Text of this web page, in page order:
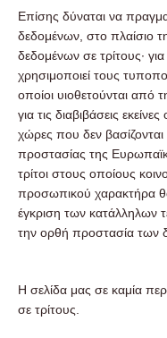
Επίσης δύναται να
δεδομένων, στο πλαίσιο
δεδομένων σε τρίτους·
χρησιμοποιεί τους
οποίοι υιοθετούνται
για τις διαβιβάσεις
χώρες που δεν
προστασίας της
τρίτοι στους οποίους
προσωπικού χαρακτήρα
έγκριση των κατάλληλων
την ορθή προστασία των
Η σελίδα μας σε καμία
σε τρίτους.